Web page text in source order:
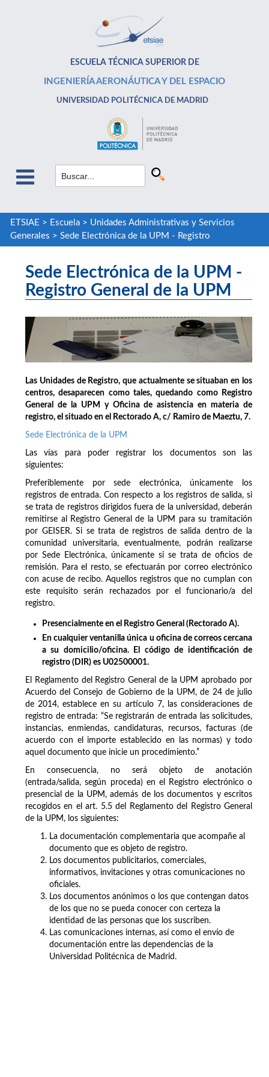
ESCUELA TÉCNICA SUPERIOR DE
INGENIERÍA AERONÁUTICA Y DEL ESPACIO
UNIVERSIDAD POLITÉCNICA DE MADRID
ETSIAE > Escuela> Unidades Administrativas y Servicios
Generales > Sede Electrónica de la UPM - Registro
Sede Electrónica de la UPM -
Registro General de la UPM
Las Unidades de Registro, que actualmente se situaban en los
centros, desaparecen como tales, quedando como Registro
General de la UPM y Oficina de asistencia en materia de
registro, el situado en el Rectorado A, c/ Ramiro de Maeztu, 7.
Sede Electrónica de la UPM
Las vías para poder registrar los documentos son las
siguientes:
Preferiblemente por sede electrónica, únicamente los
registros de entrada. Con respecto a los registros de salida, si
se trata de registros dirigidos fuera de la universidad, deberán
remitirse al Registro General de la UPM para su tramitación
por GEISER. Si se trata de registros de salida dentro de la
comunidad universitaria, eventualmente, podrán realizarse
por Sede Electrónica, únicamente si se trata de oficios de
remisión. Para el resto, se efectuarán por correo electrónico
con acuse de recibo. Aquellos registros que no cumplan con
este requisito serán rechazados por el funcionario/a del
registro.
Presencialmente en el Registro General (Rectorado A).
En cualquier ventanilla única u oficina de correos cercana
a su domicilio/oficina. El código de identificación de
registro (DIR) es U02500001.
El Reglamento del Registro General de la UPM aprobado por
Acuerdo del Consejo de Gobierno de la UPM, de 24 de julio
de 2014, establece en su artículo 7, las consideraciones de
registro de entrada: “Se registrarán de entrada las solicitudes,
instancias, enmiendas, candidaturas, recursos, facturas (de
acuerdo con el importe establecido en las normas) y todo
aquel documento que inicie un procedimiento.”
En consecuencia, no será objeto de anotación
(entrada/salida, según proceda) en el Registro electrónico o
presencial de la UPM, además de los documentos y escritos
recogidos en el art. 5.5 del Reglamento del Registro General
de la UPM, los siguientes:
La documentación complementaria que acompañe al
documento que es objeto de registro.
Los documentos publicitarios, comerciales,
informativos, invitaciones y otras comunicaciones no
oficiales.
Los documentos anónimos o los que contengan datos
de los que no se pueda conocer con certeza la
identidad de las personas que los suscriben.
Las comunicaciones internas, así como el envío de
documentación entre las dependencias de la
Universidad Politécnica de Madrid.